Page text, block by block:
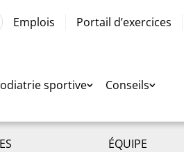
sportive Conseils
Emplois Portail d’exercices
ÉQUIPE